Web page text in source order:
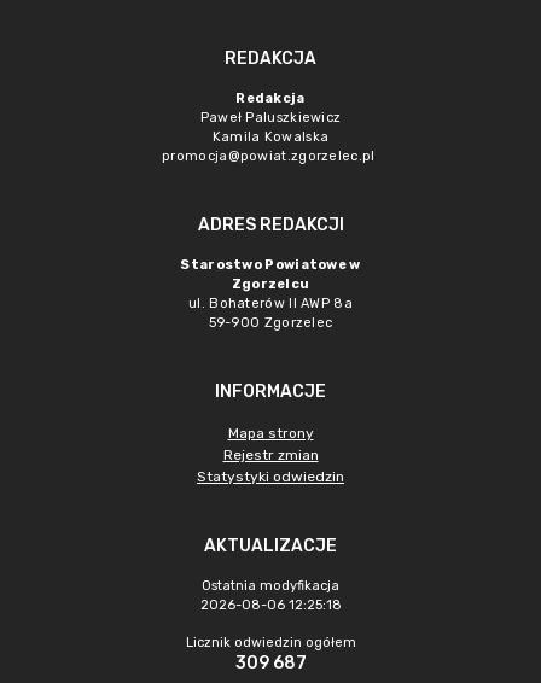
REDAKCJA
Redakcja
Paweł Paluszkiewicz
Kamila Kowalska
promocja@powiat.zgorzelec.pl
ADRES REDAKCJI
Starostwo Powiatowe w
Zgorzelcu
ul. Bohaterów II AWP 8a
59-900 Zgorzelec
INFORMACJE
Mapa strony
Rejestr zmian
Statystyki odwiedzin
AKTUALIZACJE
Ostatnia modyfikacja
2026-08-06 12:25:18
Licznik odwiedzin ogółem
309 687